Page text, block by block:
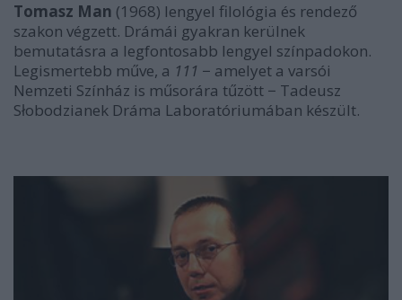
Tomasz Man (1968) lengyel filológia és rendező
szakon végzett. Drámái gyakran kerülnek
bemutatásra a legfontosabb lengyel színpadokon.
Legismertebb műve, ­a 111 − amelyet a varsói
Nemzeti Színház is műsorára tűzött − Tadeusz
Słobodzianek Dráma Laboratóriumában készült.